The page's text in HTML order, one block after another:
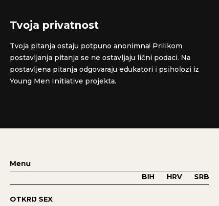
Tvoja privatnost
Tvoja pitanja ostaju potpuno anonimna! Prilikom
postavljanja pitanja se ne ostavljaju lični podaci. Na
postavljena pitanja odgovaraju edukatori i psiholozi iz
Young Men Initiative projekta.
Menu
BIH
HRV SRB
OTKRIJ SEX